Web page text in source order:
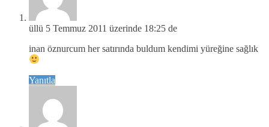
üllü 5 Temmuz 2011 üzerinde 18:25 de
inan öznurcum her satırında buldum kendimi yüreğine sağlık
Yanıtla